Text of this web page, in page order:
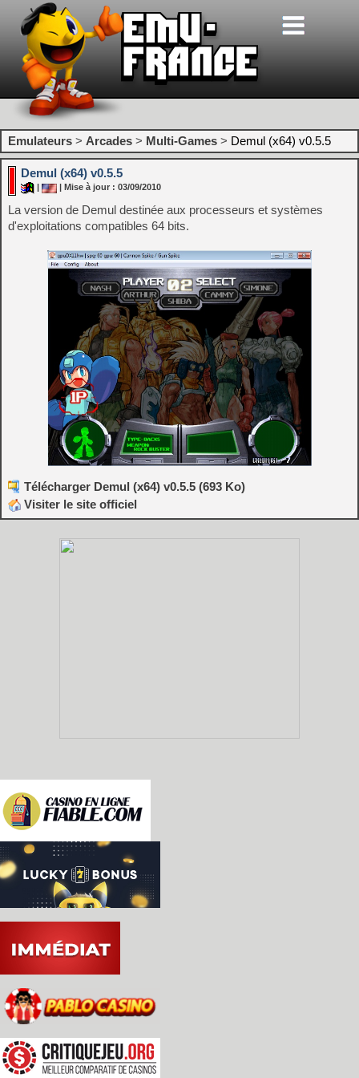
Emulateurs > Arcades > Multi-Games > Demul (x64) v0.5.5
Demul (x64) v0.5.5
| Mise à jour : 03/09/2010
La version de Demul destinée aux processeurs et systèmes
d'exploitations compatibles 64 bits.
Télécharger Demul (x64) v0.5.5 (693 Ko)
Visiter le site officiel